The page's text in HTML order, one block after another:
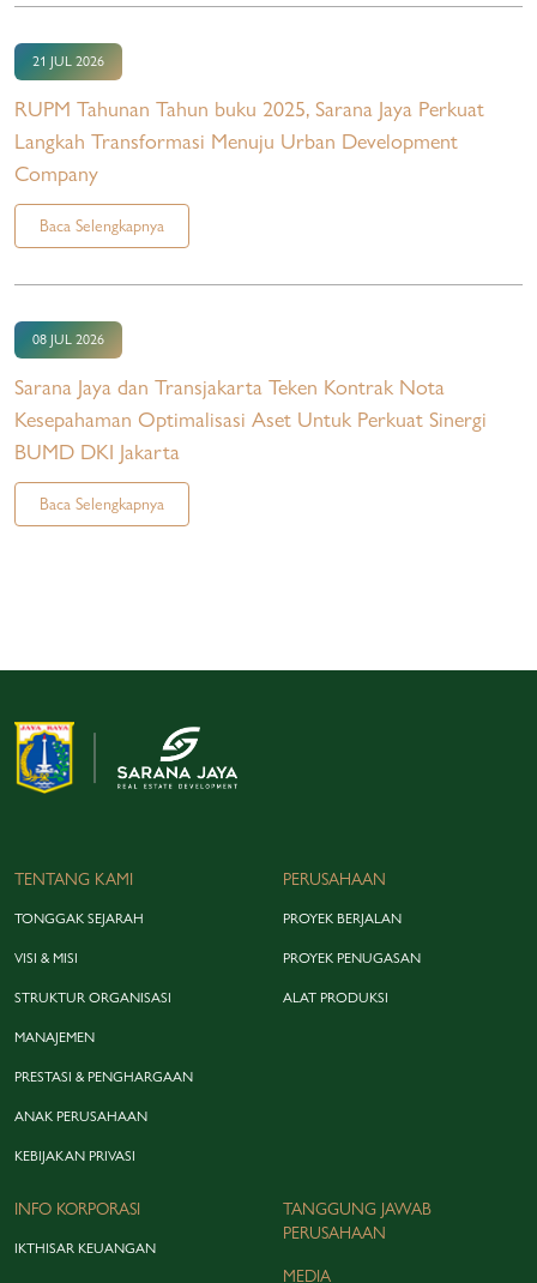
21 JUL 2026
RUPM Tahunan Tahun buku 2025, Sarana Jaya Perkuat
Langkah Transformasi Menuju Urban Development
Company
Baca Selengkapnya
08 JUL 2026
Sarana Jaya dan Transjakarta Teken Kontrak Nota
Kesepahaman Optimalisasi Aset Untuk Perkuat Sinergi
BUMD DKI Jakarta
Baca Selengkapnya
TENTANG KAMI
TONGGAK SEJARAH
VISI & MISI
STRUKTUR ORGANISASI
MANAJEMEN
PRESTASI & PENGHARGAAN
ANAK PERUSAHAAN
KEBIJAKAN PRIVASI
PERUSAHAAN
PROYEK BERJALAN
PROYEK PENUGASAN
ALAT PRODUKSI
INFO KORPORASI
IKTHISAR KEUANGAN
TANGGUNG JAWAB
PERUSAHAAN
MEDIA